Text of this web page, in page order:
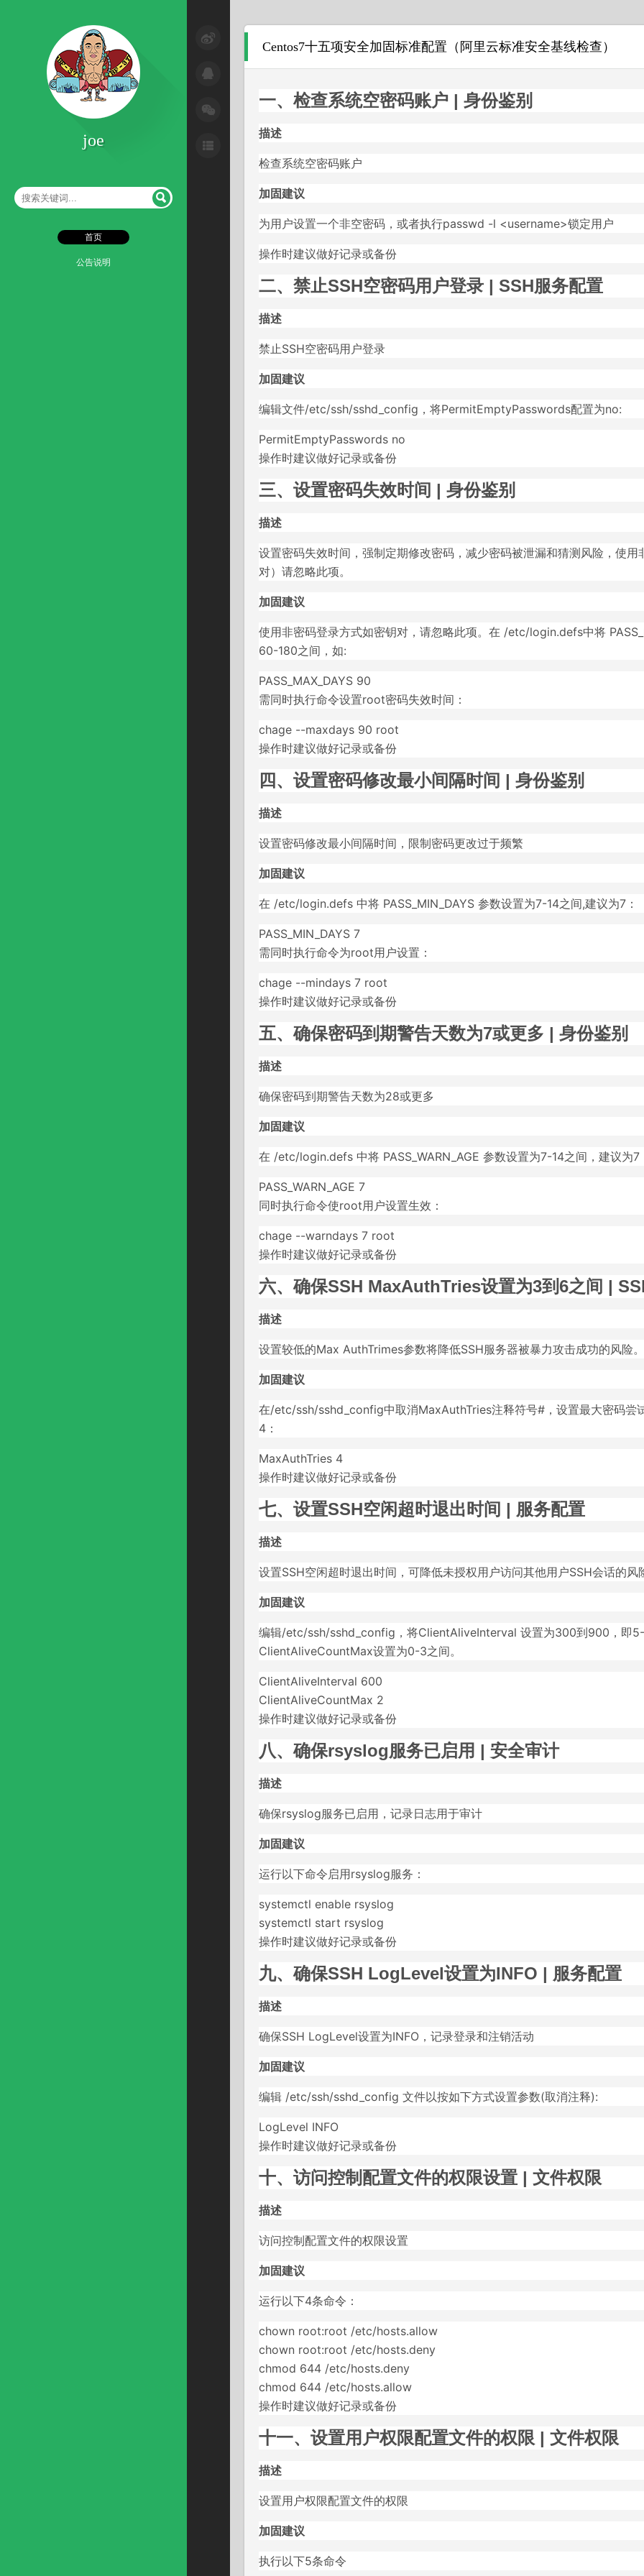
公告说明
学习文章
问题解决
工具使用
读书记录
joe
首页
公告说明
Centos7十五项安全加固标准配置（阿里云标准安全基线检查）
一、检查系统空密码账户 | 身份鉴别
描述
检查系统空密码账户
加固建议
为用户设置一个非空密码，或者执行passwd -l <username>锁定用户
操作时建议做好记录或备份
二、禁止SSH空密码用户登录 | SSH服务配置
描述
禁止SSH空密码用户登录
加固建议
编辑文件/etc/ssh/sshd_config，将PermitEmptyPasswords配置为no:
PermitEmptyPasswords no
操作时建议做好记录或备份
三、设置密码失效时间 | 身份鉴别
描述
设置密码失效时间，强制定期修改密码，减少密码被泄漏和猜测风险，使用
对）请忽略此项。
加固建议
使用非密码登录方式如密钥对，请忽略此项。在 /etc/login.defs中将
60-180之间，如:
PASS_MAX_DAYS 90
需同时执行命令设置root密码失效时间：
chage --maxdays 90 root
操作时建议做好记录或备份
四、设置密码修改最小间隔时间 | 身份鉴别
描述
设置密码修改最小间隔时间，限制密码更改过于频繁
加固建议
在 /etc/login.defs 中将 PASS_MIN_DAYS 参数设置为7-14之间,建议为7：
PASS_MIN_DAYS 7
需同时执行命令为root用户设置：
chage --mindays 7 root
操作时建议做好记录或备份
五、确保密码到期警告天数为7或更多 | 身份鉴别
描述
确保密码到期警告天数为28或更多
加固建议
在 /etc/login.defs 中将 PASS_WARN_AGE 参数设置为7-14之间，建议为7
PASS_WARN_AGE 7
同时执行命令使root用户设置生效：
chage --warndays 7 root
操作时建议做好记录或备份
六、确保SSH MaxAuthTries设置为3到6之间 |
描述
设置较低的Max AuthTrimes参数将降低SSH服务器被暴力攻击成功的风险。
加固建议
在/etc/ssh/sshd_config中取消MaxAuthTries注释符号#，设置最大密码尝
4：
MaxAuthTries 4
操作时建议做好记录或备份
七、设置SSH空闲超时退出时间 | 服务配置
描述
设置SSH空闲超时退出时间，可降低未授权用户访问其他用户SSH会话的风
加固建议
编辑/etc/ssh/sshd_config，将ClientAliveInterval 设置为300到900，即
ClientAliveCountMax设置为0-3之间。
ClientAliveInterval 600
ClientAliveCountMax 2
操作时建议做好记录或备份
八、确保rsyslog服务已启用 | 安全审计
描述
确保rsyslog服务已启用，记录日志用于审计
加固建议
运行以下命令启用rsyslog服务：
systemctl enable rsyslog
systemctl start rsyslog
操作时建议做好记录或备份
九、确保SSH LogLevel设置为INFO | 服务配置
描述
确保SSH LogLevel设置为INFO，记录登录和注销活动
加固建议
编辑 /etc/ssh/sshd_config 文件以按如下方式设置参数(取消注释):
LogLevel INFO
操作时建议做好记录或备份
十、访问控制配置文件的权限设置 | 文件权限
描述
访问控制配置文件的权限设置
加固建议
运行以下4条命令：
chown root:root /etc/hosts.allow
chown root:root /etc/hosts.deny
chmod 644 /etc/hosts.deny
chmod 644 /etc/hosts.allow
操作时建议做好记录或备份
十一、设置用户权限配置文件的权限 | 文件权限
描述
设置用户权限配置文件的权限
加固建议
执行以下5条命令